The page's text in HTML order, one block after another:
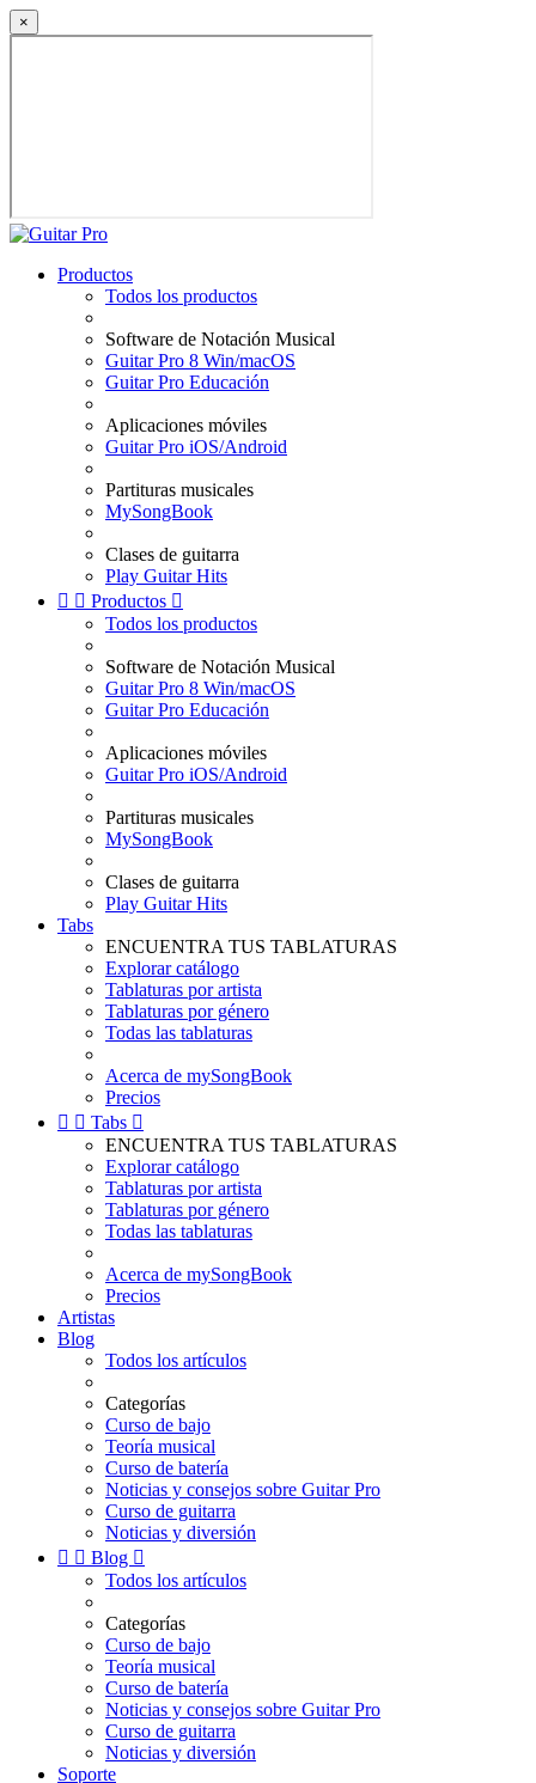
×
Productos
Todos los productos
Software de Notación Musical
Guitar Pro 8 Win/macOS
Guitar Pro Educación
Aplicaciones móviles
Guitar Pro iOS/Android
Partituras musicales
MySongBook
Clases de guitarra
Play Guitar Hits
  Productos 
Todos los productos
Software de Notación Musical
Guitar Pro 8 Win/macOS
Guitar Pro Educación
Aplicaciones móviles
Guitar Pro iOS/Android
Partituras musicales
MySongBook
Clases de guitarra
Play Guitar Hits
Tabs
ENCUENTRA TUS TABLATURAS
Explorar catálogo
Tablaturas por artista
Tablaturas por género
Todas las tablaturas
Acerca de mySongBook
Precios
  Tabs 
ENCUENTRA TUS TABLATURAS
Explorar catálogo
Tablaturas por artista
Tablaturas por género
Todas las tablaturas
Acerca de mySongBook
Precios
Artistas
Blog
Todos los artículos
Categorías
Curso de bajo
Teoría musical
Curso de batería
Noticias y consejos sobre Guitar Pro
Curso de guitarra
Noticias y diversión
  Blog 
Todos los artículos
Categorías
Curso de bajo
Teoría musical
Curso de batería
Noticias y consejos sobre Guitar Pro
Curso de guitarra
Noticias y diversión
Soporte